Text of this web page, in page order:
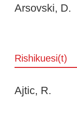
Arsovski, D.
Rishikuesi(t)
Ajtic, R.